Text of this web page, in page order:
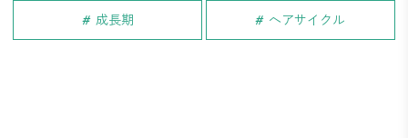
成長期 ヘアサイクル